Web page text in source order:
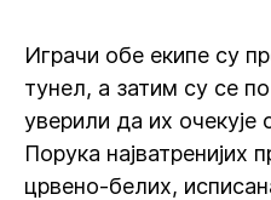
Играчи обе екипе су
тунел, а затим су се
уверили да их очекује
Порука најватренијих
црвено-белих,